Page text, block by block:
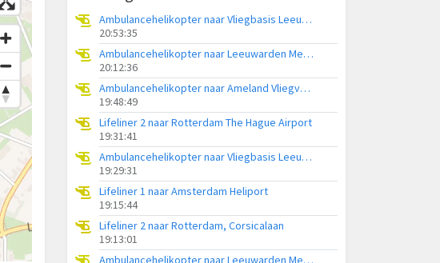
Ambulancehelikopter naar Vliegbasis Leeuwarden
20:53:35
Ambulancehelikopter naar Leeuwarden Medical Center Heliport
20:12:36
Ambulancehelikopter naar Ameland Vliegveld Ballum
19:48:49
Lifeliner 2 naar Rotterdam The Hague Airport
19:31:41
Ambulancehelikopter naar Vliegbasis Leeuwarden
19:29:31
Lifeliner 1 naar Amsterdam Heliport
19:15:44
Lifeliner 2 naar Rotterdam, Corsicalaan
19:13:01
Ambulancehelikopter naar Leeuwarden Medical Center Heliport